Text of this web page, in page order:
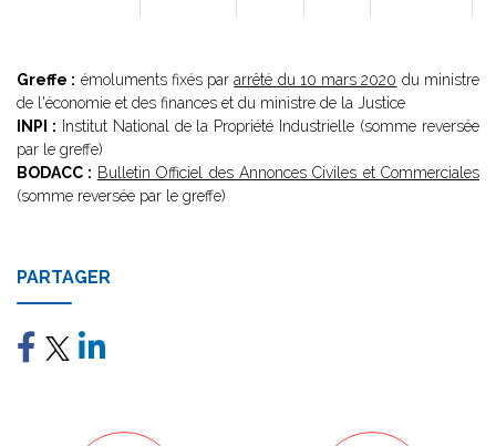
Greffe : émoluments fixés pararrêté du 10 mars 2020 du ministre
de l'économie et des finances et du ministre de la Justice
INPI : Institut National de la Propriété Industrielle (somme reversée
par le greffe)
BODACC : Bulletin Officiel des Annonces Civiles et Commerciales
(somme reversée par le greffe)
PARTAGER